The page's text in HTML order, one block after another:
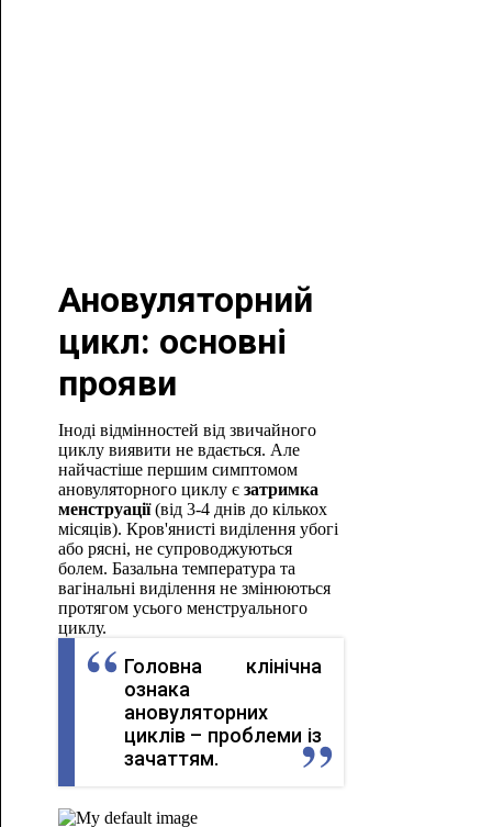
Ановуляторний
цикл: основні
прояви
Іноді відмінностей від звичайного
циклу виявити не вдається. Але
найчастіше першим симптомом
ановуляторного циклу є затримка
менструації(від 3-4 днів до кількох
місяців). Кров'янисті виділення убогі
або рясні, не супроводжуються
болем. Базальна температура та
вагінальні виділення не змінюються
протягом усього менструального
циклу.
Головна клінічна
ознака
ановуляторних
циклів – проблеми із
зачаттям.